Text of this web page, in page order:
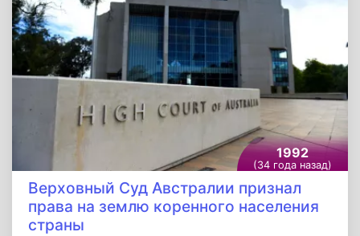
государственного суверенитета России,
поддержанию социально-политической
стабильности в обществе, защите прав и
свобод граждан.
1992
(34 года назад)
Верховный Суд Австралии признал
права на землю коренного населения
страны